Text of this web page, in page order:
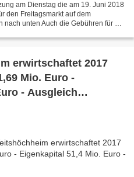
am Dienstag die am 19. Juni 2018
den Freitagsmarkt auf dem
unten Auch die Gebühren für die
erwirtschaftet 2017
Mio. Euro -
- Ausgleich